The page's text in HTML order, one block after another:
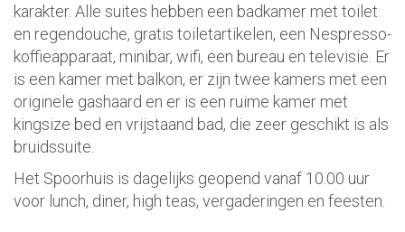
karakter. Alle suites hebben een badkamer met toilet
en regendouche, gratis toiletartikelen, een Nespresso-
koffieapparaat, minibar, wifi, een bureau en televisie. Er
is een kamer met balkon, er zijn twee kamers met een
originele gashaard en er is een ruime kamer met
kingsize bed en vrijstaand bad, die zeer geschikt is als
bruidssuite.
Het Spoorhuis is dagelijks geopend vanaf 10.00 uur
voor lunch, diner, high teas, vergaderingen en feesten.